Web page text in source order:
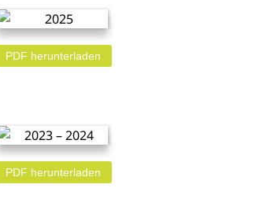
PDF herunterladen
PDF herunterladen